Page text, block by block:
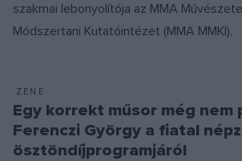
szakmai lebonyolítója az MMA
Módszertani Kutatóintézet (MMA MMKI).
ZENE
Egy korrekt műsor még nem
Ferenczi György a fiatal
ösztöndíjprogramjáról